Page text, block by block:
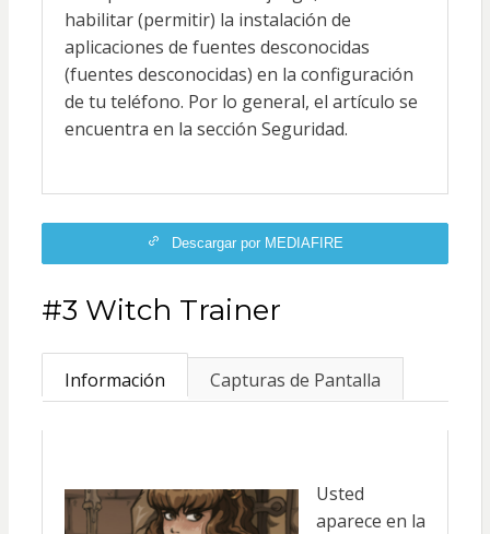
habilitar (permitir) la instalación de
aplicaciones de fuentes desconocidas
(fuentes desconocidas) en la configuración
de tu teléfono. Por lo general, el artículo se
encuentra en la sección Seguridad.
Descargar por MEDIAFIRE
#3 Witch Trainer
Información Capturas de Pantalla
Usted
aparece en la